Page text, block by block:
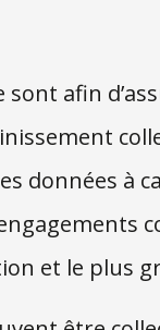
afin
données à
et le plus